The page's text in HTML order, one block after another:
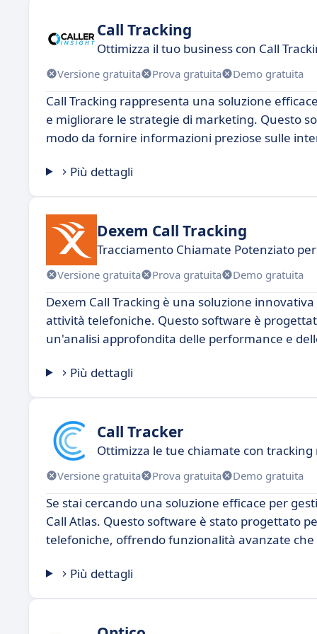
Call Tracking
Ottimizza il tuo business con Call
Versione gratuita Prova gratuita Demo gratuita
Call Tracking rappresenta una soluzione
e migliorare le strategie di marketing. Questo
modo da fornire informazioni preziose sulle
Più dettagli
Dexem Call Tracking
Tracciamento Chiamate Potenziato
Versione gratuita Prova gratuita Demo gratuita
Dexem Call Tracking è una soluzione
attività telefoniche. Questo software è
un'analisi approfondita delle performance e
Più dettagli
Call Tracker
Ottimizza le tue chiamate con
Versione gratuita Prova gratuita Demo gratuita
Se stai cercando una soluzione efficace per
Call Atlas. Questo software è stato progettato
telefoniche, offrendo funzionalità avanzate
Più dettagli